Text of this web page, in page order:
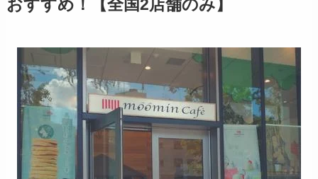
おすすめ！【全国2店舗のみ】